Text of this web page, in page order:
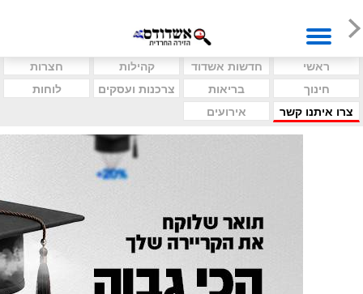
ראשי חדשות אשדוד קהילות
חצרות
חינוך
בריאות צרכנות ועסקים
לוחות
צרו איתנו קשר
אירועים